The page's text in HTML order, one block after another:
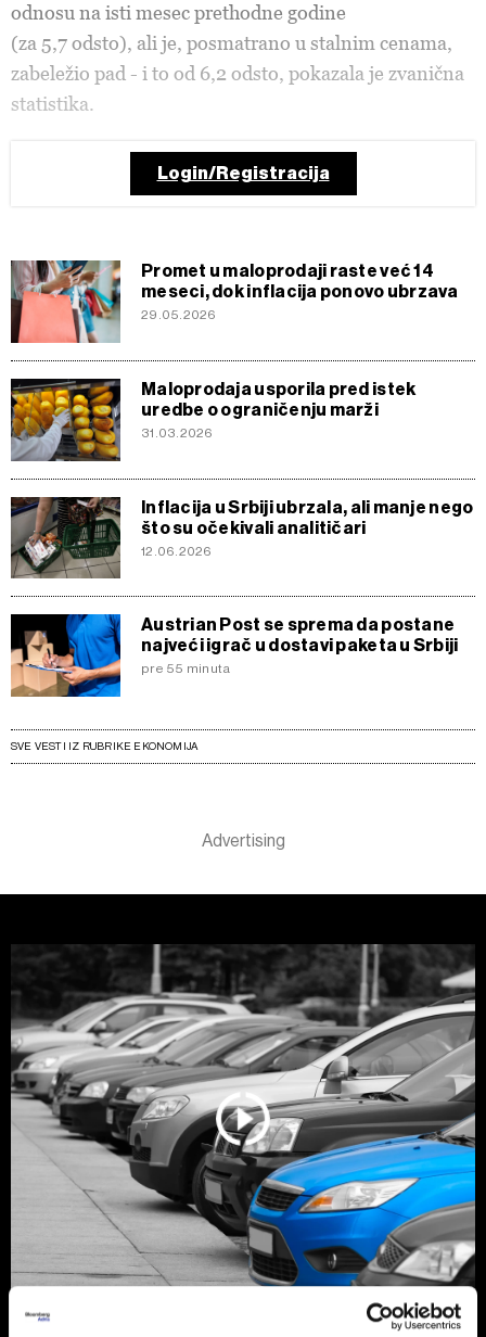
odnosu na isti mesec prethodne godine
(za 5,7 odsto), ali je, posmatrano u stalnim cenama,
zabeležio pad - i to od 6,2 odsto, pokazala je zvanična
statistika.
Login/Registracija
Promet u maloprodaji raste već 14
meseci, dok inflacija ponovo ubrzava
29.05.2026
Maloprodaja usporila pred istek
uredbe o ograničenju marži
31.03.2026
Inflacija u Srbiji ubrzala, ali manje nego
što su očekivali analitičari
12.06.2026
Austrian Post se sprema da postane
najveći igrač u dostavi paketa u Srbiji
pre 55 minuta
SVE VESTI IZ RUBRIKE EKONOMIJA
Srbija još vozi stare dizelaše, ali